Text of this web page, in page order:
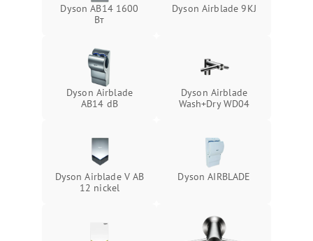
Dyson AB14 1600
Вт
Dyson Airblade 9KJ
Dyson Airblade
AB14 dB
Dyson Airblade
Wash+Dry WD04
Dyson Airblade V AB
12 nickel
Dyson AIRBLADE